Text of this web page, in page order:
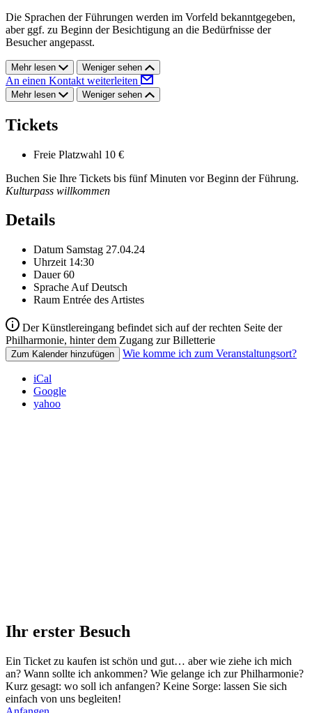
Die Sprachen der Führungen werden im Vorfeld bekanntgegeben,
aber ggf. zu Beginn der Besichtigung an die Bedürfnisse der
Besucher angepasst.
Mehr lesen Weniger sehen
An einen Kontakt weiterleiten
Mehr lesen Weniger sehen
Tickets
Freie Platzwahl 10 €
Buchen Sie Ihre Tickets bis fünf Minuten vor Beginn der Führung.
Kulturpass willkommen
Details
Datum Samstag 27.04.24
Uhrzeit 14:30
Dauer 60
Sprache Auf Deutsch
Raum Entrée des Artistes
Der Künstlereingang befindet sich auf der rechten Seite der
Philharmonie, hinter dem Zugang zur Billetterie
Zum Kalender hinzufügen Wie komme ich zum Veranstaltungsort?
iCal
Google
yahoo
Ihr erster Besuch
Ein Ticket zu kaufen ist schön und gut… aber wie ziehe ich mich
an? Wann sollte ich ankommen? Wie gelange ich zur Philharmonie?
Kurz gesagt: wo soll ich anfangen? Keine Sorge: lassen Sie sich
einfach von uns begleiten!